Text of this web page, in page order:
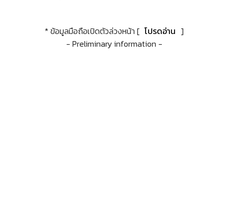
* ข้อมูลมือถือเปิดตัวล่วงหน้า [ โปรดอ่าน ]
- Preliminary information -